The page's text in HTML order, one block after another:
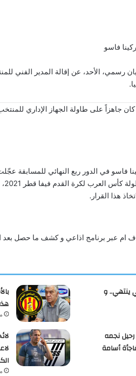
فاسو
رسمي، الأحد، عن إقالة المدير الفني
كان جاهزاً على طاولة الجهاز الإداري
فاسو في الدور ربع النهائي للمسابقة
هذا القرار.
ام عبر برنامج اذاعي و كشف ما حصل بعد
ينتهي.. و
هذه
نجمه
أسامة